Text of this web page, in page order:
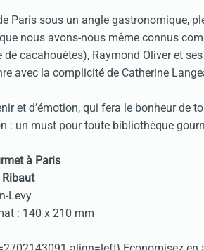
Paris sous un angle gastronomique,
nous avons-nous même connus
de cacahouètes), Raymond Oliver et
avec la complicité de Catherine
et d’émotion, qui fera le bonheur de
: un must pour toute bibliothèque
à Paris
Ribaut
Levy
: 140 x 210 mm